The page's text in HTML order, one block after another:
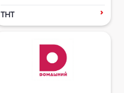
ТНТ